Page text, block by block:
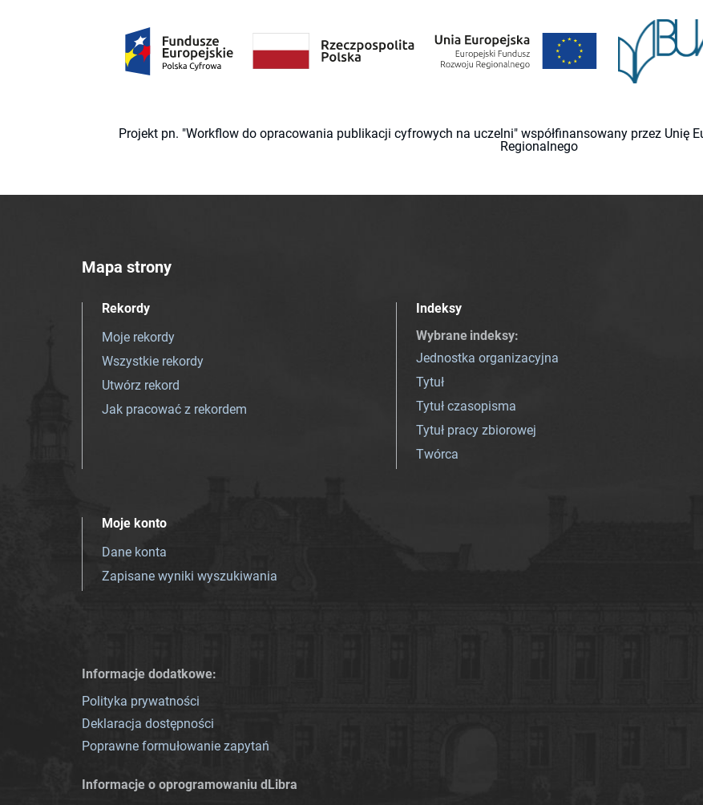
Projekt pn. "Workflow do opracowania publikacji cyfrowych na uczelni" współfinansowany przez Unię
Regionalnego
Mapa strony
Rekordy
Moje rekordy
Wszystkie rekordy
Utwórz rekord
Jak pracować z rekordem
Indeksy
Wybrane indeksy:
Jednostka organizacyjna
Tytuł
Tytuł czasopisma
Tytuł pracy zbiorowej
Twórca
Moje konto
Dane konta
Zapisane wyniki wyszukiwania
Informacje dodatkowe:
Polityka prywatności
Deklaracja dostępności
Poprawne formułowanie zapytań
Informacje o oprogramowaniu dLibra